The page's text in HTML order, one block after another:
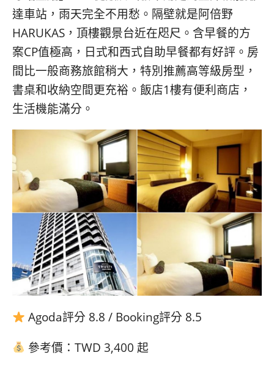
達車站，雨天完全不用愁。隔壁就是阿倍野
HARUKAS，頂樓觀景台近在咫尺。含早餐的方
案CP值極高，日式和西式自助早餐都有好評。房
間比一般商務旅館稍大，特別推薦高等級房型，
書桌和收納空間更充裕。飯店1樓有便利商店，
生活機能滿分。
Agoda評分 8.8 / Booking評分 8.5
參考價：TWD 3,400 起